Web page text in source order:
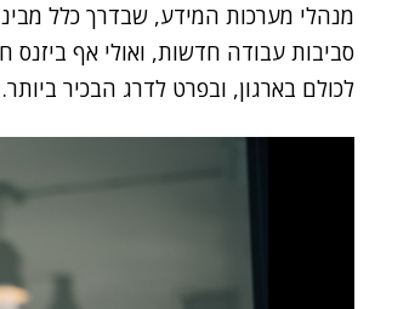
מנהלי מערכות המידע, שבדרך כלל
סביבות עבודה חדשות, ואולי אף ביזנס
לכולם בארגון, ובפרט לדרג הבכיר ביותר.